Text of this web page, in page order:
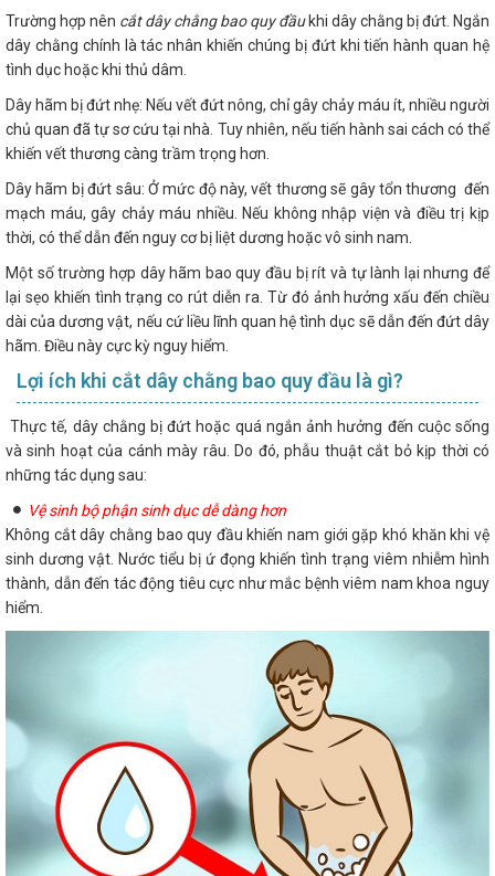
Trường hợp nên cắt dây chằng bao quy đầukhi dây chằng bị đứt. Ngắn
dây chằng chính là tác nhân khiến chúng bị đứt khi tiến hành quan hệ
tình dục hoặc khi thủ dâm.
Dây hãm bị đứt nhẹ: Nếu vết đứt nông, chỉ gây chảy máu ít, nhiều người
chủ quan đã tự sơ cứu tại nhà. Tuy nhiên, nếu tiến hành sai cách có thể
khiến vết thương càng trầm trọng hơn.
Dây hãm bị đứt sâu: Ở mức độ này, vết thương sẽ gây tổn thương đến
mạch máu, gây chảy máu nhiều. Nếu không nhập viện và điều trị kịp
thời, có thể dẫn đến nguy cơ bị liệt dương hoặc vô sinh nam.
Một số trường hợp dây hãm bao quy đầu bị rít và tự lành lại nhưng để
lại sẹo khiến tình trạng co rút diễn ra. Từ đó ảnh hưởng xấu đến chiều
dài của dương vật, nếu cứ liều lĩnh quan hệ tình dục sẽ dẫn đến đứt dây
hãm. Điều này cực kỳ nguy hiểm.
Lợi ích khi cắt dây chằng bao quy đầu là gì?
Thực tế, dây chằng bị đứt hoặc quá ngắn ảnh hưởng đến cuộc sống
và sinh hoạt của cánh mày râu. Do đó, phẫu thuật cắt bỏ kịp thời có
những tác dụng sau:
Vệ sinh bộ phận sinh dục dễ dàng hơn
Không cắt dây chằng bao quy đầu khiến nam giới gặp khó khăn khi vệ
sinh dương vật. Nước tiểu bị ứ đọng khiến tình trạng viêm nhiễm hình
thành, dẫn đến tác động tiêu cực như mắc bệnh viêm nam khoa nguy
hiểm.